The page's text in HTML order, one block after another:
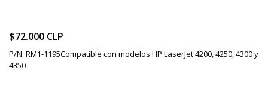
$72.000 CLP
P/N: RM1-1195Compatible con modelos:HP LaserJet 4200, 4250, 4300 y
4350